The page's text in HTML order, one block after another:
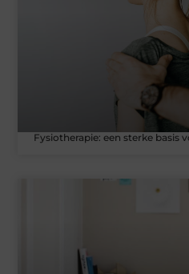
Fysiotherapie: een sterke basis